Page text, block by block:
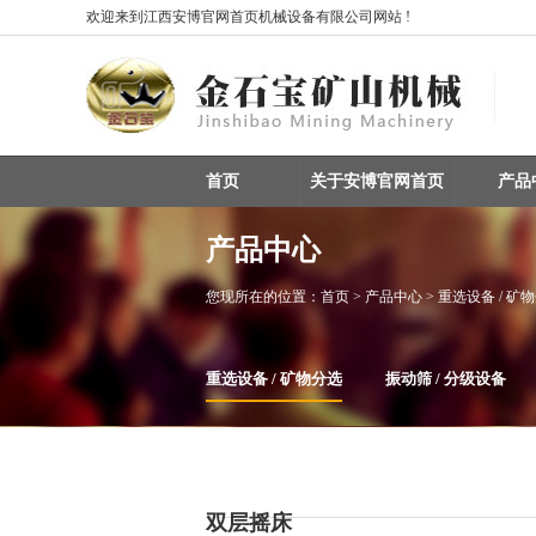
欢迎来到江西安博官网首页机械设备有限公司网站 !
首页 关于安博官网首页 产品
产品中心
您现所在的位置： 首页 > 产品中心 > 重选设备 / 矿
重选设备 / 矿物分选 振动筛 / 分级设备
双层摇床